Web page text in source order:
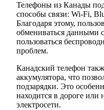
Телефоны из Канады
способы связи: Wi-Fi,
Благодаря этому,
обмениваться данными
пользоваться
проблем.
Канадский телефон
аккумулятора, что
подзарядки. Это
находится в дороге или
электросети.